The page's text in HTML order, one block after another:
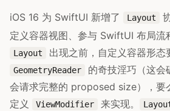
iOS 16 为 SwiftUI 新增了 Layout
定义容器视图、参与 SwiftUI 布局流
Layout 出现之前，自定义容器形态
GeometryReader
的奇技淫巧（这会
会请求完整的 proposed size），要
定义
ViewModifier 来实现。